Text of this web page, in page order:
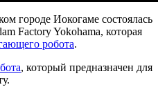
городе Иокогаме состоялась
Factory Yokohama, которая
робота.
, который предназначен для